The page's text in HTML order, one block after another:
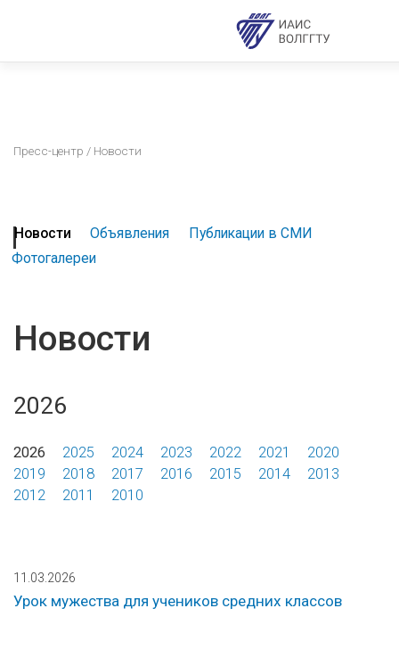
Пресс-центр / Новости
Новости Объявления
Публикации в СМИ
Фотогалереи
Новости
2026
2026 2025 2024 2023 2022 2021
2020
2019
2018 2017 2016 2015 2014
2013
2012
2011 2010
11.03.2026
Урок мужества для учеников средних классов